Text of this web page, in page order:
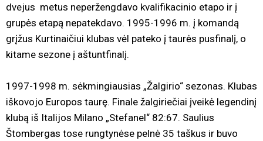
dvejus metus neperžengdavo kvalifikacinio etapo ir į
grupės etapą nepatekdavo. 1995-1996 m. į komandą
grįžus Kurtinaičiui klubas vėl pateko į taurės pusfinalį, o
kitame sezone į aštuntfinalį.
1997-1998 m. sėkmingiausias „Žalgirio“ sezonas. Klubas
iškovojo Europos taurę. Finale žalgiriečiai įveikė legendinį
klubą iš Italijos Milano „Stefanel“ 82:67. Saulius
Štombergas tose rungtynėse pelnė 35 taškus ir buvo